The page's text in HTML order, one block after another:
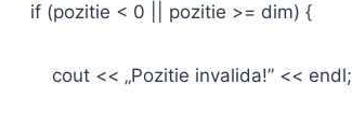
if (pozitie < 0 || pozitie >= dim) {
cout << „Pozitie invalida!” << endl;